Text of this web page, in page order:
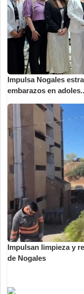
Impulsa Nogales
embarazos en
Impulsan limpieza y
de Nogales